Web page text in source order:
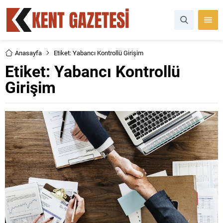
Anasayfa Etiket: Yabancı Kontrollü Girişim
Etiket: Yabancı Kontrollü
Girişim